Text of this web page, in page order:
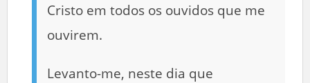
Cristo em todos os ouvidos que me
ouvirem.
Levanto-me, neste dia que